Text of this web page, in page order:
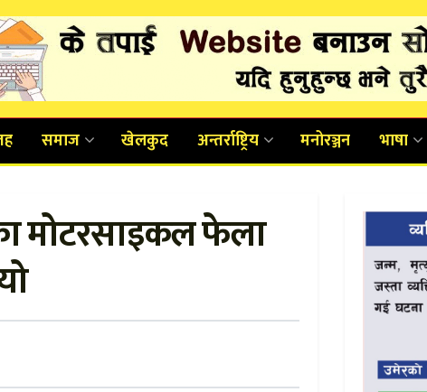
समाज खेलकुद अन्तर्राष्ट्रिय मनोरञ्जन भाषा
मोटरसाइकल फेला